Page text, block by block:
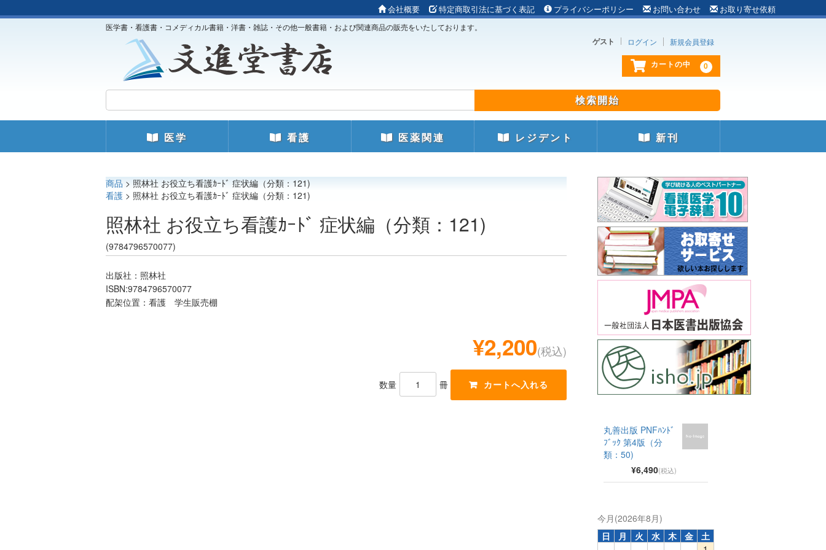
会社概要 特定商取引法に基づく表記 プライバシーポリシー お問い合わせ お取り寄せ依頼
医学書・看護書・コメディカル書籍・洋書・雑誌・その他一般書籍・および関連商品の販売をいたしております。
ゲスト ログイン 新規会員登録
カートの中 0
医学 看護 医薬関連 レジデント 新刊
商品 > 照林社 お役立ち看護ｶｰﾄﾞ 症状編（分類：121)
看護 > 照林社 お役立ち看護ｶｰﾄﾞ 症状編（分類：121)
照林社 お役立ち看護ｶｰﾄﾞ 症状編（分類：121)
(9784796570077)
出版社：照林社
ISBN:9784796570077
配架位置：看護 学生販売棚
¥2,200(税込)
数量 冊
丸善出版 PNFﾊﾝﾄﾞ
ﾌﾞｯｸ 第4版（分
類：50)
¥6,490(税込)
今月(2026年8月)
日
月 火 水 木 金
土